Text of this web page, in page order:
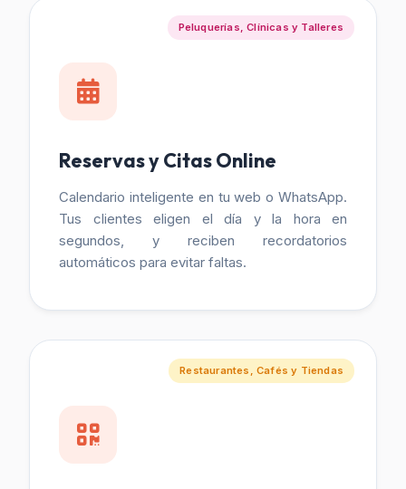
Peluquerías, Clínicas y Talleres
Reservas y Citas Online
Calendario inteligente en tu web o WhatsApp.
Tus clientes eligen el día y la hora en
segundos, y reciben recordatorios
automáticos para evitar faltas.
Restaurantes, Cafés y Tiendas